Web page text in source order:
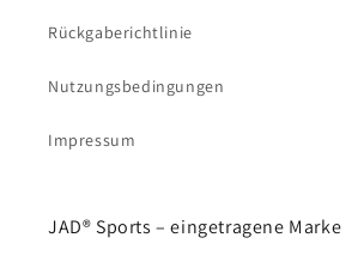
Rückgaberichtlinie
Nutzungsbedingungen
Impressum
JAD® Sports – eingetragene Marke